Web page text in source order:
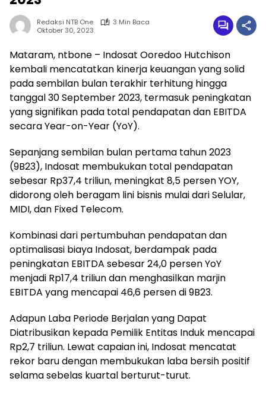
Redaksi NTB One
3 Min Baca
Oktober 30, 2023
Mataram, ntbone – Indosat Ooredoo Hutchison
kembali mencatatkan kinerja keuangan yang solid
pada sembilan bulan terakhir terhitung hingga
tanggal 30 September 2023, termasuk peningkatan
yang signifikan pada total pendapatan dan EBITDA
secara Year-on-Year (YoY).
Sepanjang sembilan bulan pertama tahun 2023
(9B23), Indosat membukukan total pendapatan
sebesar Rp37,4 triliun, meningkat 8,5 persen YOY,
didorong oleh beragam lini bisnis mulai dari Selular,
MIDI, dan Fixed Telecom.
Kombinasi dari pertumbuhan pendapatan dan
optimalisasi biaya Indosat, berdampak pada
peningkatan EBITDA sebesar 24,0 persen YoY
menjadi Rp17,4 triliun dan menghasilkan marjin
EBITDA yang mencapai 46,6 persen di 9B23.
Adapun Laba Periode Berjalan yang Dapat
Diatribusikan kepada Pemilik Entitas Induk mencapai
Rp2,7 triliun. Lewat capaian ini, Indosat mencatat
rekor baru dengan membukukan laba bersih positif
selama sebelas kuartal berturut-turut.